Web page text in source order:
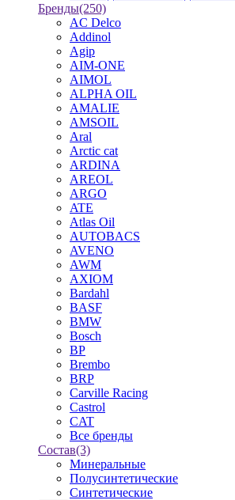
Бренды(250)
AC Delco
Addinol
Agip
AIM-ONE
AIMOL
ALPHA OIL
AMALIE
AMSOIL
Aral
Arctic cat
ARDINA
AREOL
ARGO
ATE
Atlas Oil
AUTOBACS
AVENO
AWM
AXIOM
Bardahl
BASF
BMW
Bosch
BP
Brembo
BRP
Carville Racing
Castrol
CAT
Все бренды
Состав(3)
Минеральные
Полусинтетические
Синтетические